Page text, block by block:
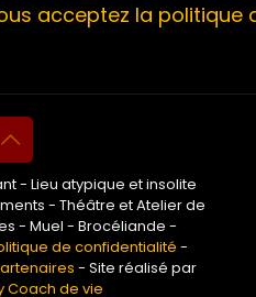
acceptez la politique
- Lieu atypique et insolite
- Théâtre et Atelier de
- Muel - Brocéliande -
de confidentialité -
- Site réalisé par
Coach de vie